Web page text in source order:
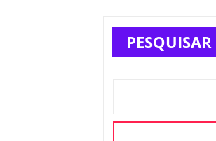
PESQUISAR